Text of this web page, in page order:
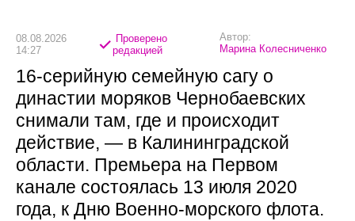
08.08.2026
14:27
Проверено
редакцией
Автор:
Марина Колесниченко
16-серийную семейную сагу о
династии моряков Чернобаевских
снимали там, где и происходит
действие, — в Калининградской
области. Премьера на Первом
канале состоялась 13 июля 2020
года, к Дню Военно-морского флота.